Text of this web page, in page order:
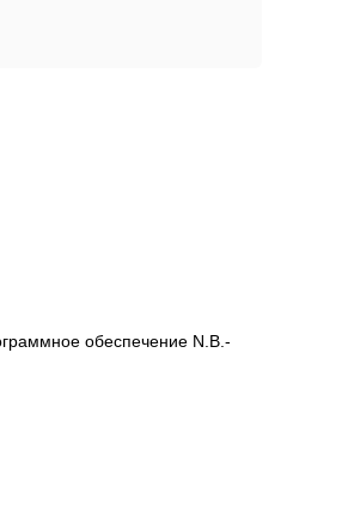
обеспечение N.B.-